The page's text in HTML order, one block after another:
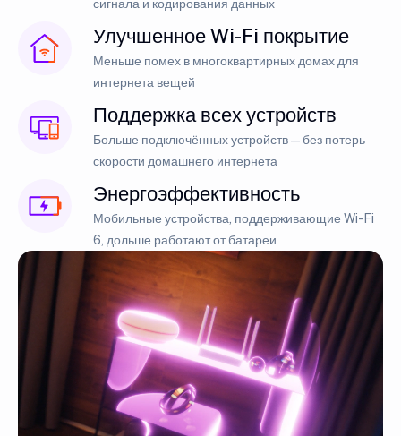
сигнала и кодирования данных
Улучшенное Wi-Fi покрытие
Меньше помех в многоквартирных домах для
интернета вещей
Поддержка всех устройств
Больше подключённых устройств — без потерь
скорости домашнего интернета
Энергоэффективность
Мобильные устройства, поддерживающие Wi-Fi
6, дольше работают от батареи